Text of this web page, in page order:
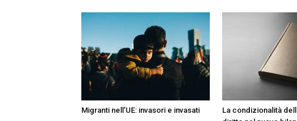
Migranti nell’UE: invasori e invasati
La condizionalità